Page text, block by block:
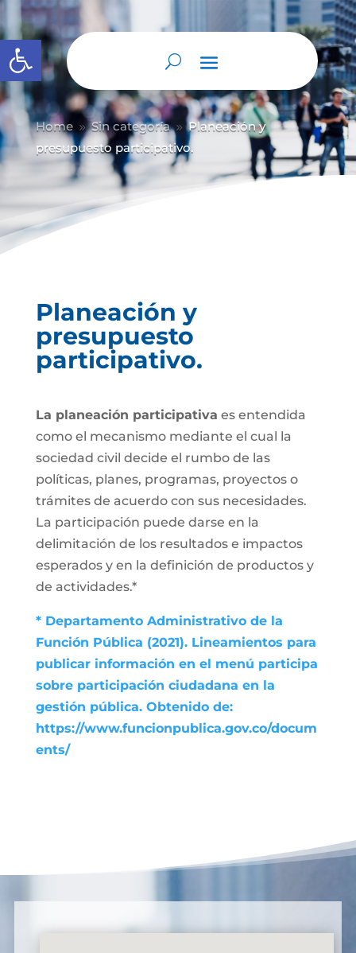
Abrir barra de herramientas
Home 9 Sin categoría 9 Planeación y
presupuesto participativo.
Planeación y
presupuesto
participativo.
La planeación participativa es entendida
como el mecanismo mediante el cual la
sociedad civil decide el rumbo de las
políticas, planes, programas, proyectos o
trámites de acuerdo con sus necesidades.
La participación puede darse en la
delimitación de los resultados e impactos
esperados y en la definición de productos y
de actividades.*
* Departamento Administrativo de la
Función Pública (2021). Lineamientos para
publicar información en el menú participa
sobre participación ciudadana en la
gestión pública. Obtenido de:
https://www.funcionpublica.gov.co/docum
ents/